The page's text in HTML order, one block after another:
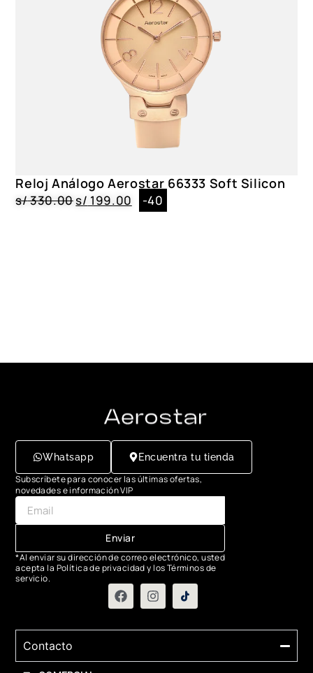
Reloj Análogo Aerostar 66333 Soft Silicon
s/330.00s/ 199.00 -40
Whatsapp Encuentra tu tienda
Subscríbete para conocer las últimas ofertas,
novedades e información VIP
Enviar
*Al enviar su dirección de correo electrónico, usted
acepta la Política de privacidad y los Términos de
servicio.
Contacto